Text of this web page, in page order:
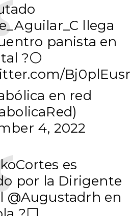
llega
panista en
?⚪️
en red
4, 2022
es
por la Dirigente
@Augustadrh en